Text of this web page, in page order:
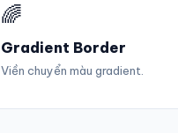
🌈
Gradient Border
Viền chuyển màu gradient.